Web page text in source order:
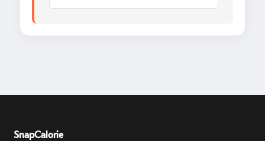
SnapCalorie